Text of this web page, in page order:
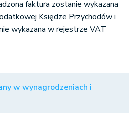
faktura zostanie wykazana
Księdze Przychodów i
wykazana w rejestrze VAT
w wynagrodzeniach i